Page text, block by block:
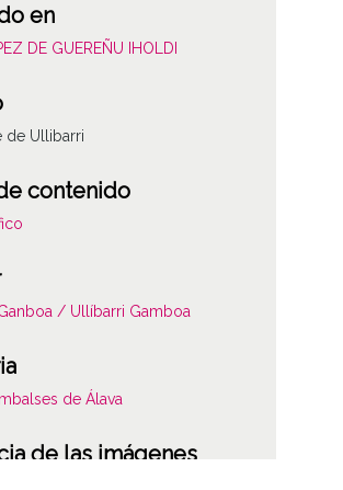
en
DE GUEREÑU IHOLDI
de Ullibarri
contenido
/ Ullíbarri Gamboa
de Álava
de las imágenes